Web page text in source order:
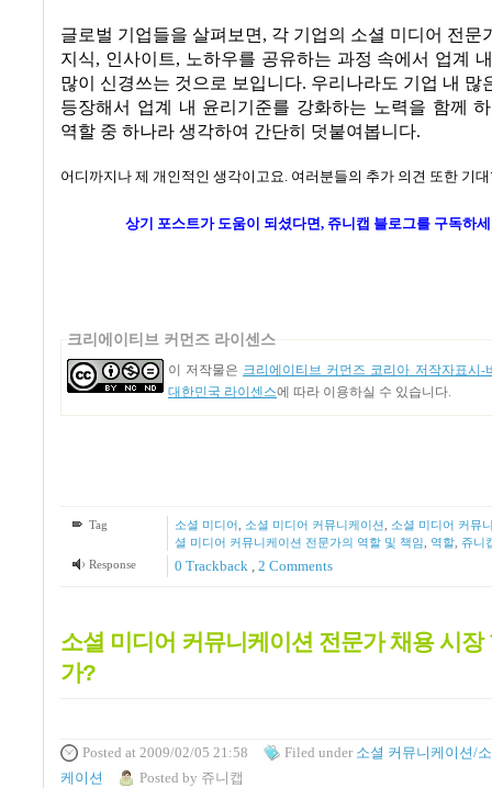
글로벌 기업들을 살펴보면 , 각 기업의 소셜 미디어 전문
지식, 인사이트, 노하우를 공유하는 과정 속에서 업계
많이 신경쓰는 것으로 보입니다. 우리나라도 기업 내 많
등장해서 업계 내 윤리기준를 강화하는 노력을 함께
역할 중 하나라 생각하여 간단히 덧붙여봅니다.
어디까지나 제 개인적인 생각이고요 여러분들의 추가 의견 또한 기
상기 포스트가도움이 되셨다면, 쥬니캡 블로그를 구독하
크리에이티브 커먼즈 라이센스
이 저작물은 크리에이티브 커먼즈 코리아 저작자표시-
대한민국 라이센스에 따라 이용하실 수 있습니다.
Tag 소셜 미디어 소셜 미디어 커뮤니케이션
소셜 미디어 커뮤
셜 미디어 커뮤니케이션 전문가의 역할 및 책임
역할, 쥬니
Response
0 Trackback 2 Comments
소셜 미디어 커뮤니케이션 전문가 채용 시장
가?
Posted at 2009/02/05 21:58 Filed under 소셜 커뮤니케이션/
케이션
Posted by 쥬니캡